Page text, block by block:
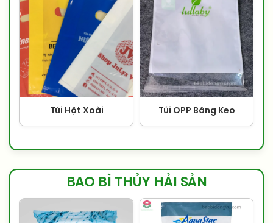
Túi Hột Xoài Túi OPP Băng Keo
BAO BÌ THỦY HẢI SẢN